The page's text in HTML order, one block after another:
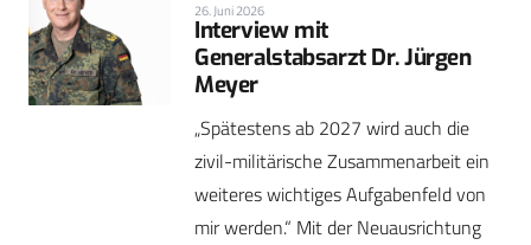
26. Juni 2026
Interview mit
Generalstabsarzt Dr. Jürgen
Meyer
„Spätestens ab 2027 wird auch die
zivil-militärische Zusammenarbeit ein
weiteres wichtiges Aufgabenfeld von
mir werden.“ Mit der Neuausrichtung